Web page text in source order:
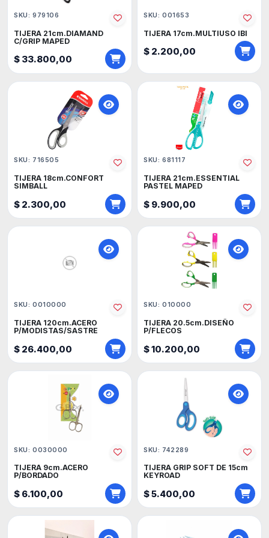
SKU: 979106
TIJERA 21cm.DIAMAND
C/GRIP MAPED
$ 33.800,00
SKU: 001653
TIJERA 17cm.MULTIUSO IBI
$ 2.200,00
SKU: 716505
TIJERA 18cm.CONFORT
SIMBALL
$ 2.300,00
SKU: 681117
TIJERA 21cm.ESSENTIAL
PASTEL MAPED
$ 9.900,00
SKU: 0010000
TIJERA 120cm.ACERO
P/MODISTAS/SASTRE
$ 26.400,00
SKU: 010000
TIJERA 20.5cm.DISEÑO
P/FLECOS
$ 10.200,00
SKU: 0030000
TIJERA 9cm.ACERO
P/BORDADO
$ 6.100,00
SKU: 742289
TIJERA GRIP SOFT DE 15cm
KEYROAD
$ 5.400,00